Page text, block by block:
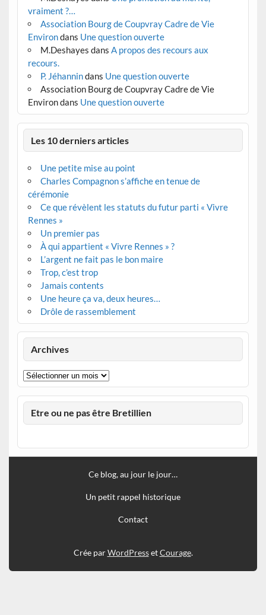
vraiment ?…
Association Bourg de Coupvray Cadre de Vie
Environdans Une question ouverte
M.Deshayes dans A propos des recours aux
recours.
P. Jéhannindans Une question ouverte
Association Bourg de Coupvray Cadre de Vie
Environdans Une question ouverte
Les 10 derniers articles
Une petite mise au point
Charles Compagnon s’affiche en tenue de
cérémonie
Ce que révèlent les statuts du futur parti « Vivre
Rennes »
Un premier pas
À qui appartient « Vivre Rennes » ?
L’argent ne fait pas le bon maire
Trop, c’est trop
Jamais contents
Une heure ça va, deux heures…
Drôle de rassemblement
Archives
Archives
Etre ou ne pas être Bretillien
Ce blog, au jour le jour…
Un petit rappel historique
Contact
Crée parWordPressetCourage.